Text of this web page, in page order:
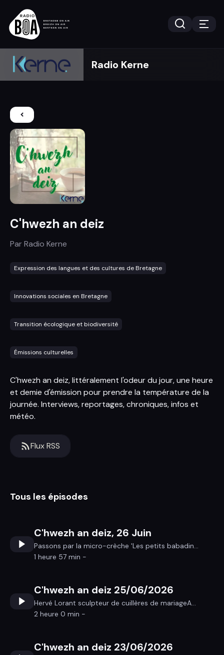
Radio Kerne
C'hwezh an deiz
ParRadio Kerne
Expression des langues et des cultures de Bretagne
Innovations sociales en Bretagne
Transition écologique et biodiversité
Émissions culturelles
C'hwezh an deiz, littéralement l'odeur du jour, une heure
et demie d'émission pour prendre la température de la
journée. Interviews, reportages, chroniques, infos et
météo.
Flux RSS
Tous les épisodes
C'hwezh an deiz, 26 Juin
Passons par la micro-crèche 'Les petits babadin...
1 heure 57 min -
C'hwezh an deiz 25/06/2026
Hervé Lorant sculpteur de cuillères de mariageA...
2 heure 0 min -
C'hwezh an deiz 23/06/2026